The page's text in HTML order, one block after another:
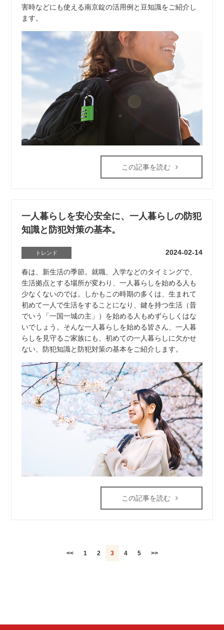
害時などにも使える南京錠の活用例と豆知識をご紹介し
ます。
この記事を読む
一人暮らしを安心安全に、一人暮らしの防犯
知識と防犯対策の基本。
トレンド 2024-02-14
春は、新生活の季節。就職、入学などのタイミングで、
生活拠点とする場所が変わり、一人暮らしを始める人も
少なくないのでは。しかもこの時期の多くは、生まれて
初めて一人で生活をすることになり、鍵を持つ生活（昔
でいう「一国一城の主」）を始める人もめずらしくはな
いでしょう。そんな一人暮らしを始める皆さん、一人暮
らしを見守るご家族にも、初めての一人暮らしに欠かせ
ない、防犯知識と防犯対策の基本をご紹介します。
この記事を読む
<< 1 2 3 4 5 >>